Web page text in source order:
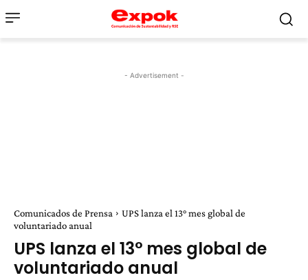
- Advertisement -
Comunicados de Prensa
UPS lanza el 13° mes global de
voluntariado anual
UPS lanza el 13° mes global de
voluntariado anual